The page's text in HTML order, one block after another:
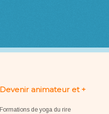
Devenir animateur et +
Formations de yoga du rire